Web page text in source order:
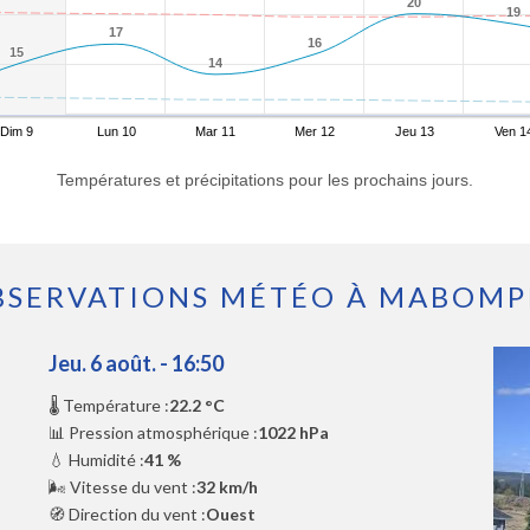
15
15
17
17
14
14
16
16
19
19
Dim 9 Lun 10 Mar 11 Mer 12 Jeu 13 Ven
Températures et précipitations pour les prochains jours.
MÉTÉO À
Jeu. 6 août. - 16:50
🌡️ Température :22.2 °C
📊 Pression atmosphérique :1022 hPa
💧 Humidité :41 %
🌬️ Vitesse du vent :32 km/h
🧭 Direction du vent :Ouest